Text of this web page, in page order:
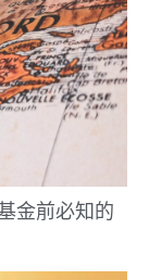
金前必知的